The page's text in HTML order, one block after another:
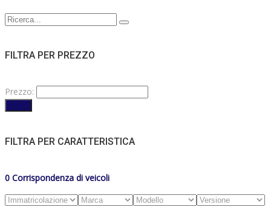
FILTRA PER PREZZO
Prezzo:
FILTRA PER CARATTERISTICA
0 Corrispondenza di veicoli